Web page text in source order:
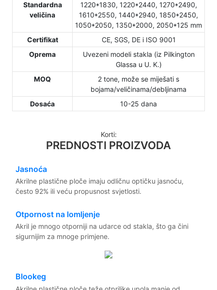
Standardna
veličina
1220*1830, 1220*2440, 1270*2490,
1610*2550, 1440*2940, 1850*2450,
1050*2050, 1350*2000, 2050*125 mm
Certifikat
CE, SGS, DE i ISO 9001
Oprema
Uvezeni modeli stakla (iz Pilkington
Glassa u U. K.)
MOQ
2 tone, može se miješati s
bojama/veličinama/debljinama
Dosaća
10-25 dana
Korti:
PREDNOSTI PROIZVODA
Jasnoća
Akrilne plastične ploče imaju odličnu optičku jasnoću,
često 92% ili veću propusnost svjetlosti.
Otpornost na lomljenje
Akril je mnogo otporniji na udarce od stakla, što ga čini
sigurnijim za mnoge primjene.
Blookeg